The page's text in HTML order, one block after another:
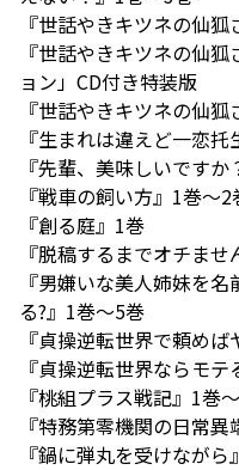
『世話やきキツネの仙
『世話やきキツネの仙
ョン」CD付き特装版
『世話やきキツネの仙
『生まれは違えど一恋托
『先輩、美味しいです
『戦車の飼い方』1巻〜2
『創る庭』1巻
『脱稿するまでオチま
『男嫌いな美人姉妹を
る?』1巻〜5巻
『貞操逆転世界で頼め
『貞操逆転世界ならモ
『桃組プラス戦記』1巻
『特務第零機関の日常
『鍋に弾丸を受けなが